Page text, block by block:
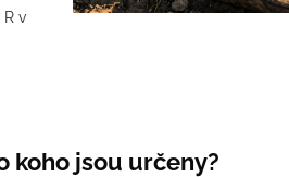
v
koho jsou určeny?